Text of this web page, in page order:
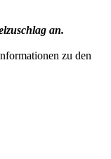
an.
zu den